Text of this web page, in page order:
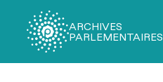
ARCHIVES
PARLEMENTAIRES